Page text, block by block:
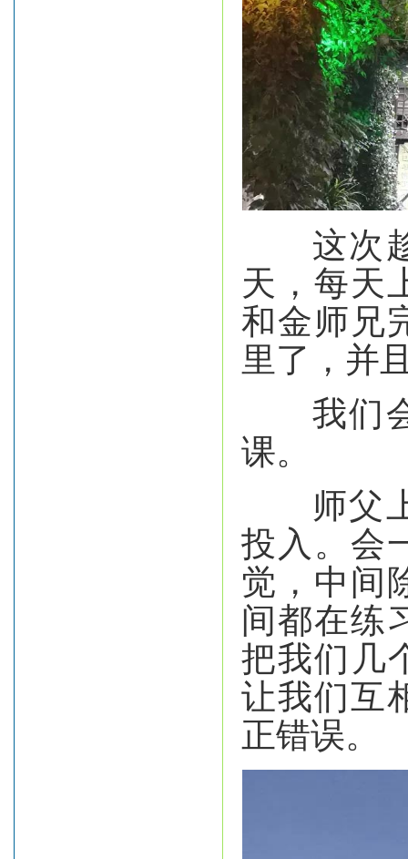
这次趁
天，每天
和金师兄
里了，并
我们会
课。
师父上
投入。会
觉，中间
间都在练
把我们几
让我们互
正错误。